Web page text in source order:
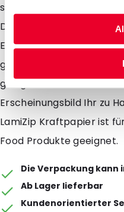
schließen, so können Sie
Druckverschluss
Eigenschaften und des
gut für Samen, Früchte
geeignet die in einem
Erscheinungsbild Ihr zu
LamiZip Kraftpapier ist
Food Produkte geeignet.
Die Verpackung
Ab Lager lieferbar
Kundenorientierter